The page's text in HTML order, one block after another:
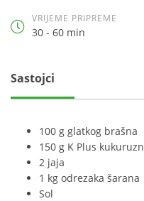
VRIJEME PRIPREME
30 - 60 min
Sastojci
100 g glatkog brašna
150 g K Plus
2 jaja
1 kg odrezaka šarana
Sol